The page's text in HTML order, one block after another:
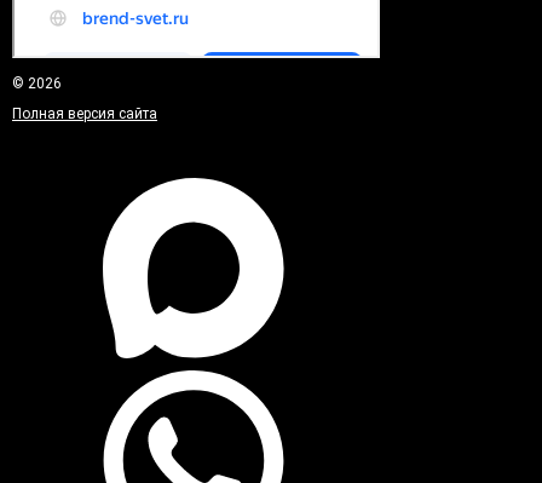
© 2026
Полная версия сайта